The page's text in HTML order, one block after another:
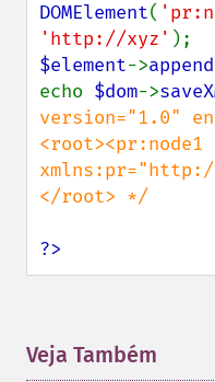
DOMElement(
'http://xyz'
$element->
echo $dom->
version="1.0"
<root><pr:node1
</root> */
?>
Veja Também